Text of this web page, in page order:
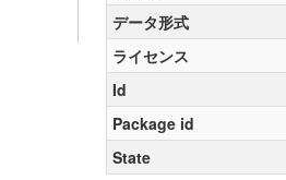
データ形式
ライセンス
Id
Package id
State